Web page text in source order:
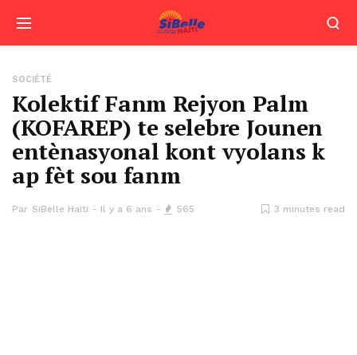
SOCIÉTÉ
Kolektif Fanm Rejyon Palm
(KOFAREP) te selebre Jounen
entènasyonal kont vyolans k
ap fèt sou fanm
Par SiBelle Haiti Il y a 6 ans 565 3 minutes read